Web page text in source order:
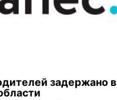
задержано в